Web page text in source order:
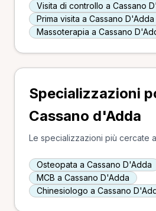
Visita di controllo a Cassano
Prima visita a Cassano D'Adda
Massoterapia a Cassano
Specializzazioni
Cassano d'Adda
Le specializzazioni più cercate
Osteopata a Cassano D'Adda
MCB a Cassano D'Adda
Chinesiologo a Cassano